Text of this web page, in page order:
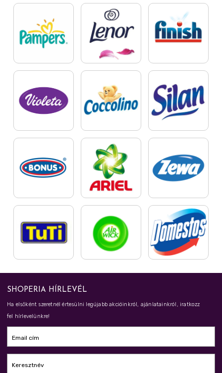
SHOPERIA HÍRLEVÉL
Ha elsőként szeretnél értesülni legújabb akcióinkról, ajánlatainkról, iratkozz
fel hírlevelünkre!
Email cím
Keresztnév